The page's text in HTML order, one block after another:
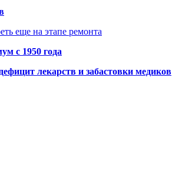
еще на этапе ремонта
с 1950 года
лекарств и забастовки медиков